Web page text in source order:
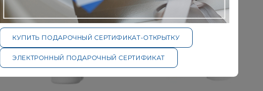
КУПИТЬ ПОДАРОЧНЫЙ СЕРТИФИКАТ-ОТКРЫТКУ
ЭЛЕКТРОННЫЙ ПОДАРОЧНЫЙ СЕРТИФИКАТ